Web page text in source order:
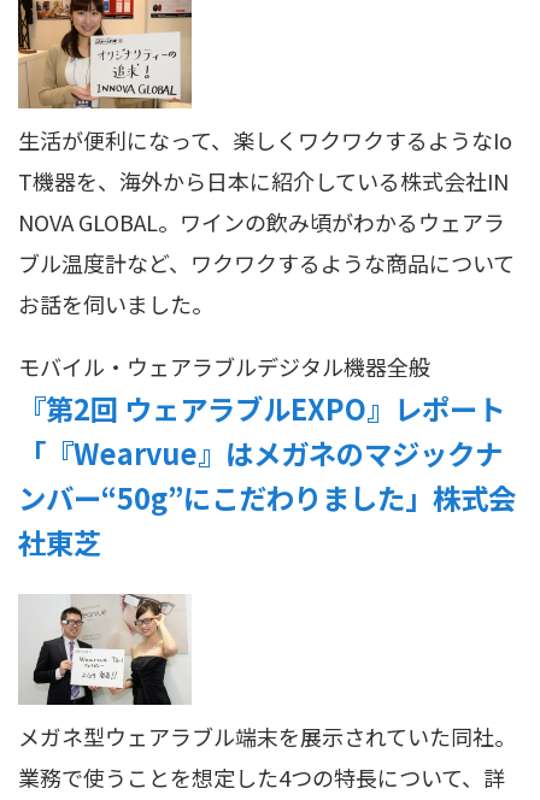
生活が便利になって、楽しくワクワクするようなIo
T機器を、海外から日本に紹介している株式会社IN
NOVA GLOBAL。ワインの飲み頃がわかるウェアラ
ブル温度計など、ワクワクするような商品について
お話を伺いました。
モバイル・ウェアラブルデジタル機器全般
『第2回 ウェアラブルEXPO』レポート
「『Wearvue』はメガネのマジックナ
ンバー“50g”にこだわりました」株式会
社東芝
メガネ型ウェアラブル端末を展示されていた同社。
業務で使うことを想定した4つの特長について、詳